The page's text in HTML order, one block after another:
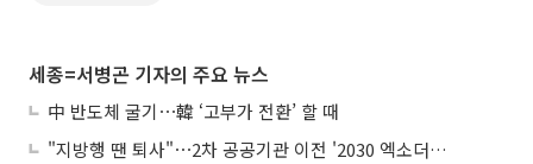
세종=서병곤 기자의 주요 뉴스
中 반도체 굴기⋯韓 ‘고부가 전환’ 할 때
"지방행 땐 퇴사"⋯2차 공공기관 이전 '2030 엑소더스' 뇌관